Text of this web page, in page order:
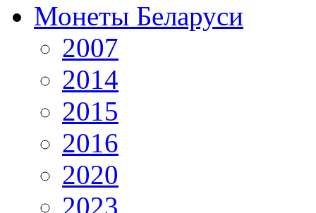
Монеты Беларуси
2007
2014
2015
2016
2020
2023